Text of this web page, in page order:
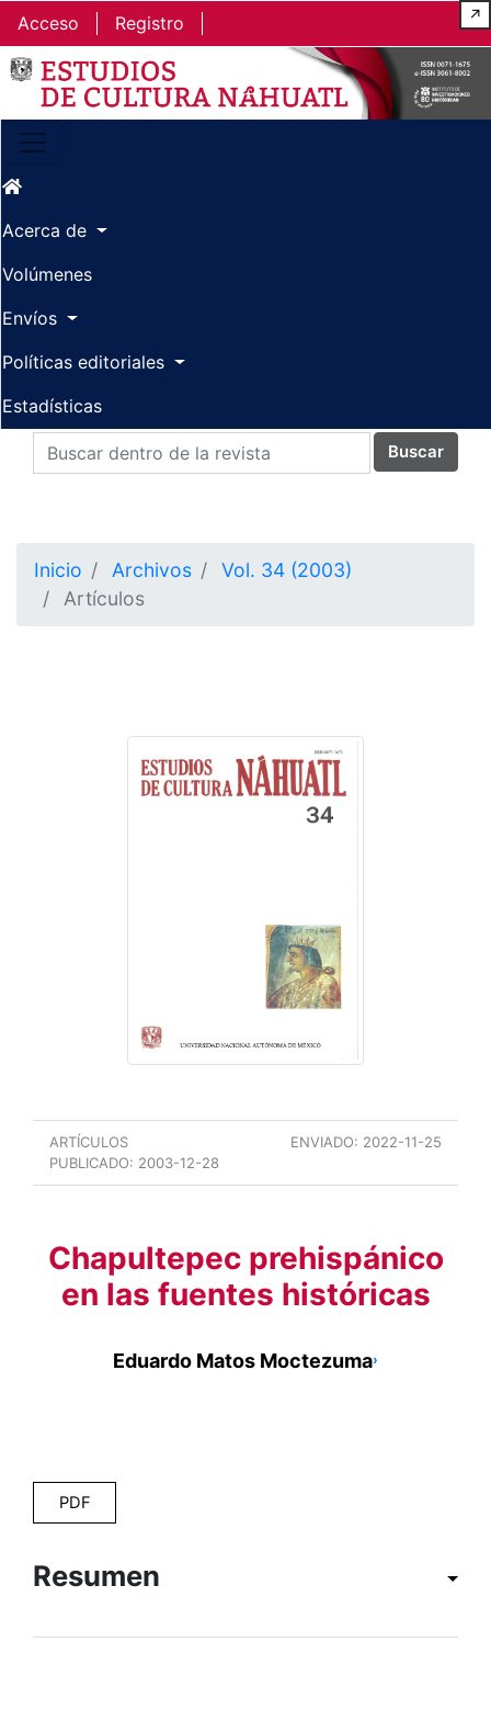
Ir al contenido principal
Ir al menú de navegación principal
Ir al pie de página del sitio
Acceso Registro
Acerca de
Volúmenes
Envíos
Políticas editoriales
Estadísticas
Buscar
Inicio Archivos
Vol. 34 (2003)
Artículos
ARTÍCULOS ENVIADO: 2022-11-25
PUBLICADO: 2003-12-28
Chapultepec prehispánico
en las fuentes históricas
Eduardo Matos Moctezuma›
PDF
Resumen
↗